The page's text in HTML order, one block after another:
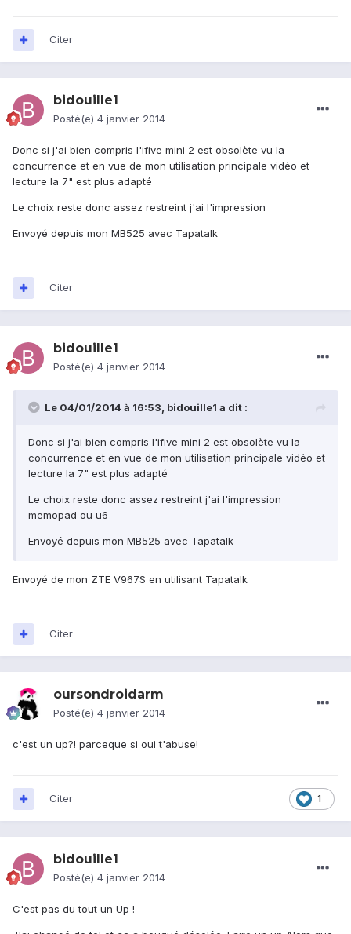
Citer
bidouille1
Posté(e) 4 janvier 2014
Donc si j'ai bien compris l'ifive mini 2 est obsolète vu la
concurrence et en vue de mon utilisation principale vidéo et
lecture la 7" est plus adapté
Le choix reste donc assez restreint j'ai l'impression
Envoyé depuis mon MB525 avec Tapatalk
Citer
bidouille1
Posté(e) 4 janvier 2014
Le 04/01/2014 à 16:53, bidouille1 a dit :
Donc si j'ai bien compris l'ifive mini 2 est obsolète vu la
concurrence et en vue de mon utilisation principale vidéo et
lecture la 7" est plus adapté
Le choix reste donc assez restreint j'ai l'impression
memopad ou u6
Envoyé depuis mon MB525 avec Tapatalk
Envoyé de mon ZTE V967S en utilisant Tapatalk
Citer
oursondroidarm
Posté(e) 4 janvier 2014
c'est un up?! parceque si oui t'abuse!
1
Citer
bidouille1
Posté(e) 4 janvier 2014
C'est pas du tout un Up !